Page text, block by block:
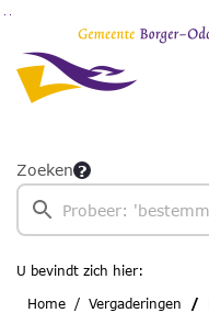
Ga naar de inhoud van deze
Zoeken
U bevindt zich hier:
Home
Vergaderingen